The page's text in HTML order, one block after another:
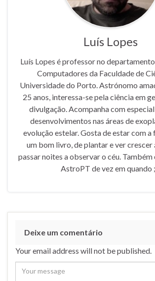
Luís Lopes
Luís Lopes é professor no
Computadores da Faculdade de
Universidade do Porto. Astrónomo
25 anos, interessa-se pela ciência em
divulgação. Acompanha com
desenvolvimentos nas áreas de
evolução estelar. Gosta de estar com a
um bom livro, de plantar e ver crescer
passar noites a observar o céu. Também
AstroPT de vez em quando
Deixe um comentário
Your email address will not be published.